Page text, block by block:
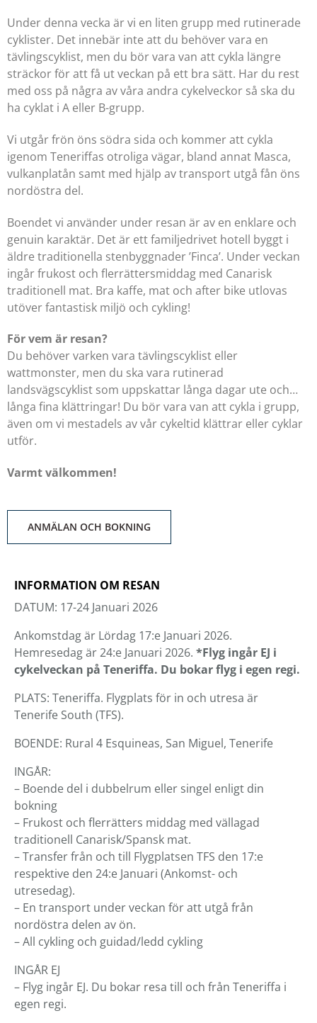
Under denna vecka är vi en liten grupp med rutinerade
cyklister. Det innebär inte att du behöver vara en
tävlingscyklist, men du bör vara van att cykla längre
sträckor för att få ut veckan på ett bra sätt. Har du rest
med oss på några av våra andra cykelveckor så ska du
ha cyklat i A eller B-grupp.
Vi utgår frön öns södra sida och kommer att cykla
igenom Teneriffas otroliga vägar, bland annat Masca,
vulkanplatån samt med hjälp av transport utgå fån öns
nordöstra del.
Boendet vi använder under resan är av en enklare och
genuin karaktär. Det är ett familjedrivet hotell byggt i
äldre traditionella stenbyggnader ’Finca’. Under veckan
ingår frukost och flerrättersmiddag med Canarisk
traditionell mat. Bra kaffe, mat och after bike utlovas
utöver fantastisk miljö och cykling!
För vem är resan?
Du behöver varken vara tävlingscyklist eller
wattmonster, men du ska vara rutinerad
landsvägscyklist som uppskattar långa dagar ute och…
långa fina klättringar! Du bör vara van att cykla i grupp,
även om vi mestadels av vår cykeltid klättrar eller cyklar
utför.
Varmt välkommen!
ANMÄLAN OCH BOKNING
INFORMATION OM RESAN
DATUM: 17-24 Januari 2026
Ankomstdag är Lördag 17:e Januari 2026.
Hemresedag är 24:e Januari 2026. *Flyg ingår EJ i
cykelveckan på Teneriffa. Du bokar flyg i egen regi.
PLATS: Teneriffa. Flygplats för in och utresa är
Tenerife South (TFS).
BOENDE: Rural 4 Esquineas, San Miguel, Tenerife
INGÅR:
– Boende del i dubbelrum eller singel enligt din
bokning
– Frukost och flerrätters middag med vällagad
traditionell Canarisk/Spansk mat.
– Transfer från och till Flygplatsen TFS den 17:e
respektive den 24:e Januari (Ankomst- och
utresedag).
– En transport under veckan för att utgå från
nordöstra delen av ön.
– All cykling och guidad/ledd cykling
INGÅR EJ
– Flyg ingår EJ. Du bokar resa till och från Teneriffa i
egen regi.